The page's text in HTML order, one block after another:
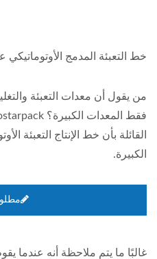
خط التعبئة المدمج الأوتوماتيكي
من يقول أن معدات التعبئة
القائلة بأن خط الإنتاج التعبئة
الكبيرة.
غالبًا ما يتم ملاحظة أنه عندما